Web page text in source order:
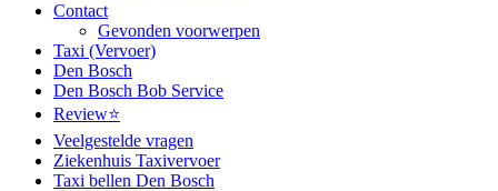
Contact
Gevonden voorwerpen
Taxi (Vervoer)
Den Bosch
Den Bosch Bob Service
Review⭐️
Veelgestelde vragen
Ziekenhuis Taxivervoer
Taxi bellen Den Bosch